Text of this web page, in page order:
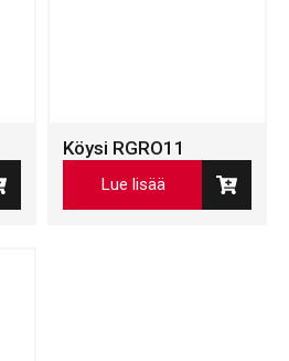
Köysi RGRO11
Lue lisää